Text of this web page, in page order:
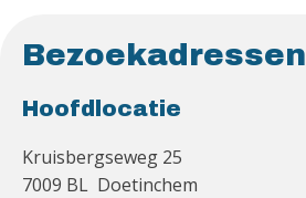
Bezoekadressen
Hoofdlocatie
Kruisbergseweg 25
7009 BL Doetinchem